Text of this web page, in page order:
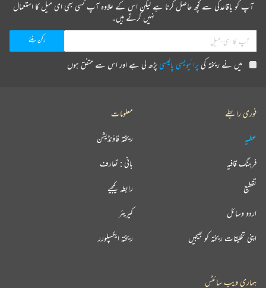
آپ کو باقاعدگی سے کچھ حاصل کرنا ہے لیکن اس کے علاوہ آپ کسی بھی ای میل کا استعمال
نہیں کرتے ہیں۔
میں نے ریختہ کیپرائیویسی پالیسیپڑھ لی ہے اور اس سے متفق ہوں
فوری رابطے
عطیہ
فرہنگ قافیہ
تقطیع
اردو وسائل
اپنی تخلیقات ریختہ کو بھیجیں
معلومات
ریختہ فاؤنڈیشن
بانی : تعارف
رابطہ کیجیے
کیریئر
ریختہ ایکسپلورر
ہماری ویب سائٹس